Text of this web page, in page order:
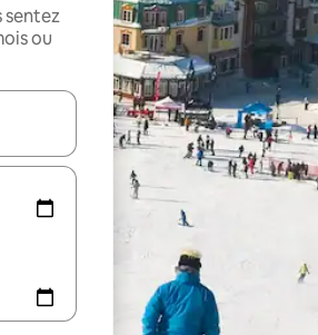
sentez
ou
vers le haut et vers le bas pour